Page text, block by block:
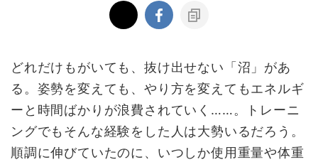
どれだけもがいても、抜け出せない「沼」があ
る。姿勢を変えても、やり方を変えてもエネルギ
ーと時間ばかりが浪費されていく……。トレーニ
ングでもそんな経験をした人は大勢いるだろう。
順調に伸びていたのに、いつしか使用重量や体重